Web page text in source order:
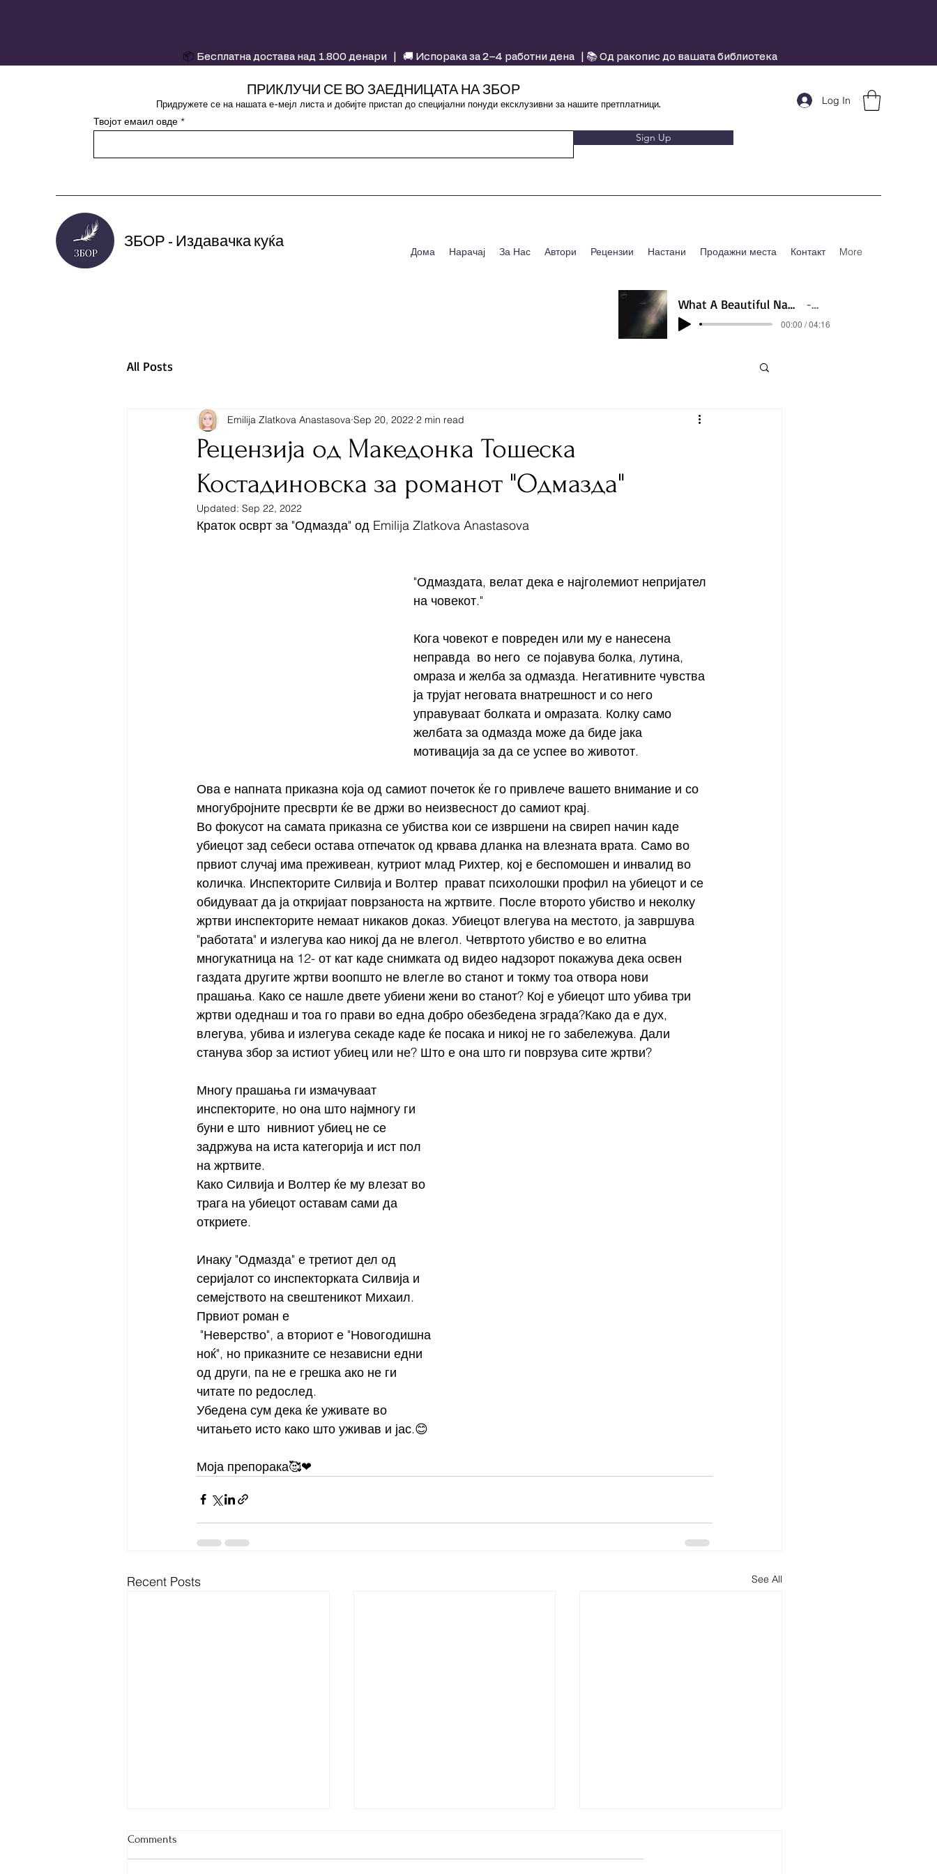
📦 Бесплатна достава над 1.800 денари | 🚚 Испорака за 2–4 работни дена | 📚 Од ракопис до вашата библиотека
Log In
ПРИКЛУЧИ СЕ ВО ЗАЕДНИЦАТА НА ЗБОР
Придружете се на нашата е-мејл листа и добијте пристап до специјални понуди ексклузивни за нашите претплатници.
Твојот емаил овде
Sign Up
ЗБОР - Издавачка куќа
Дома Нарачај За Нас Автори Рецензии Настани Продажни места Контакт More
What A Beautiful Name - Hillsong - Violin cover by Daniel Jang Artist Name
00:00 / 04:16
All Posts
Рецензија од Македонка Тошеска
Костадиновска за романот "Одмазда"
Emilija Zlatkova Anastasova Sep 20, 2022 2 min read
Updated: Sep 22, 2022
Краток осврт за "Одмазда" од Emilija Zlatkova Anastasova
"Одмаздата, велат дека е најголемиот непријател
на човекот."
Кога човекот е повреден или му е нанесена
неправда  во него  се појавува болка, лутина,
омраза и желба за одмазда. Негативните чувства
ја трујат неговата внатрешност и со него
управуваат болката и омразата. Колку само
желбата за одмазда може да биде јака
мотивација за да се успее во животот.
Ова е напната приказна која од самиот почеток ќе го привлече вашето внимание и со
многубројните пресврти ќе ве држи во неизвесност до самиот крај.
Во фокусот на самата приказна се убиства кои се извршени на свиреп начин каде
убиецот зад себеси остава отпечаток од крвава дланка на влезната врата. Само во
првиот случај има преживеан, кутриот млад Рихтер, кој е беспомошен и инвалид во
количка. Инспекторите Силвија и Волтер  прават психолошки профил на убиецот и се
обидуваат да ја откријаат поврзаноста на жртвите. После второто убиство и неколку
жртви инспекторите немаат никаков доказ. Убиецот влегува на местото, ја завршува
"работата" и излегува као никој да не влегол. Четвртото убиство е во елитна
многукатница на 12- от кат каде снимката од видео надзорот покажува дека освен
газдата другите жртви воопшто не влегле во станот и токму тоа отвора нови
прашања. Како се нашле двете убиени жени во станот? Кој е убиецот што убива три
жртви одеднаш и тоа го прави во една добро обезбедена зграда?Како да е дух,
влегува, убива и излегува секаде каде ќе посака и никој не го забележува. Дали
станува збор за истиот убиец или не? Што е она што ги поврзува сите жртви?
Многу прашања ги измачуваат
инспекторите, но она што најмногу ги
буни е што  нивниот убиец не се
задржува на иста категорија и ист пол
на жртвите.
Како Силвија и Волтер ќе му влезат во
трага на убиецот оставам сами да
откриете.
Инаку "Одмазда" е третиот дел од
серијалот со инспекторката Силвија и
семејството на свештеникот Михаил.
Првиот роман е
ноќ", но приказните се независни едни
од други, па не е грешка ако не ги
читате по редослед.
Убедена сум дека ќе уживате во
читањето исто како што уживав и јас.😊
Моја препорака🥰❤
Recent Posts See All
Comments